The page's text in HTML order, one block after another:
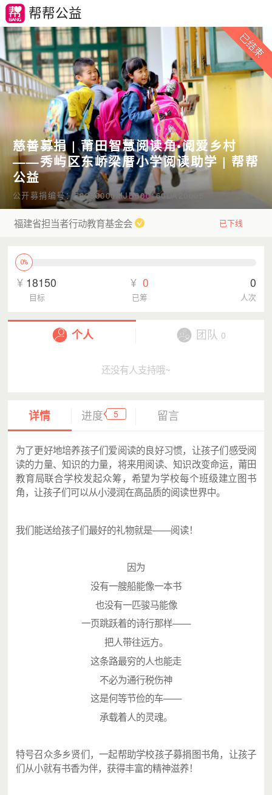
帮帮公益
慈善募捐 | 莆田智慧阅读角•阅爱乡村
——秀屿区东峤梁厝小学阅读助学 | 帮帮
公益
公开募捐编号：53350000MJB600160DA20005
福建省担当者行动教育基金会 已下线
0%
¥ 18150
目标
¥ 0
已筹
0
人次
个人 团队 0
还没有人支持哦~
详情 进度 5 留言
为了更好地培养孩子们爱阅读的良好习惯，让孩子们感受阅
读的力量、知识的力量，将来用阅读、知识改变命运，莆田
教育局联合学校发起众筹，希望为学校每个班级建立图书
角，让孩子们可以从小浸润在高品质的阅读世界中。
我们能送给孩子们最好的礼物就是——阅读！
因为
没有一艘船能像一本书
也没有一匹骏马能像
一页跳跃着的诗行那样——
把人带往远方。
这条路最穷的人也能走
不必为通行税伤神
这是何等节俭的车——
承载着人的灵魂。
特号召众多乡贤们，一起帮助学校孩子募捐图书角，让孩子
们从小就有书香为伴，获得丰富的精神滋养！